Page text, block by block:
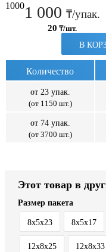
10001 000 ₸/упак.
20 ₸/шт.
В
Количество
от 23 упак.
(от 1150 шт.)
от 74 упак.
(от 3700 шт.)
Этот товар в
Размер пакета
8x5x23 8х5х17
12х8х25 12х8х33